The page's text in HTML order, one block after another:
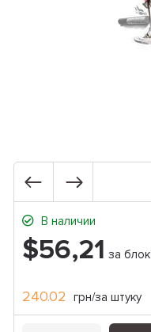
В наличии
$56,21 за блок
240.02 грн/за штуку